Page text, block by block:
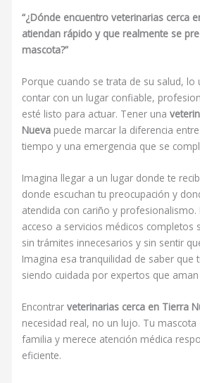
“¿Dónde encuentro veterinarias cerca
atiendan rápido y que realmente se
mascota?”
Porque cuando se trata de su salud, lo
contar con un lugar confiable,
esté listo para actuar. Tener una
Nueva puede marcar la diferencia
tiempo y una emergencia que se
Imagina llegar a un lugar donde te
donde escuchan tu preocupación y
atendida con cariño y profesionalismo.
acceso a servicios médicos completos
sin trámites innecesarios y sin sentir
Imagina esa tranquilidad de saber que
siendo cuidada por expertos que
Encontrarveterinarias cerca en Tierra
necesidad real, no un lujo. Tu mascota
familia y merece atención médica
eficiente.